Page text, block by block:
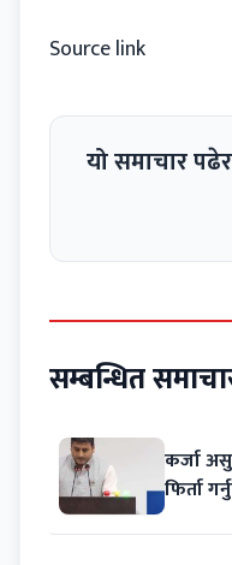
Source link
यो समाचार
सम्बन्धित
कर्जा
फिर्ता